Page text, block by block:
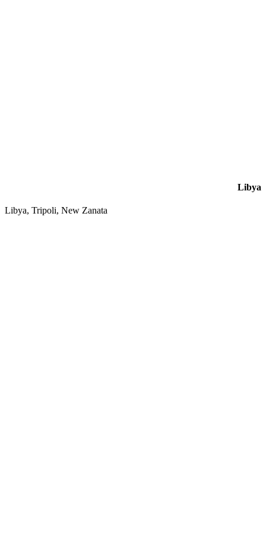
Libya
Libya, Tripoli, New Zanata